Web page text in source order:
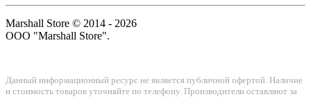
Marshall Store © 2014 - 2026
ООО "Marshall Store".
Данный информационный ресурс не является публичной офертой. Наличие
и стоимость товаров уточняйте по телефону. Производители оставляют за